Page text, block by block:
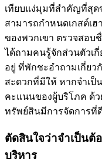
เทียบแง่มุมที่สำคัญที่สุด
สามารถกำหนดเกสต์เ
ของพวกเขา ตรวจสอบ
ได้ถามคนรู้จักส่วนตัวเ
อยู่ ที่พักชะอำถามเกี่ยว
สะดวกที่มีให้ หากจำเ
คะแนนของผู้บริโภค ด้ว
ทรัพย์สินมีการจัดการที่
ตัดสินใจว่าจำเป็นต้
บริหาร